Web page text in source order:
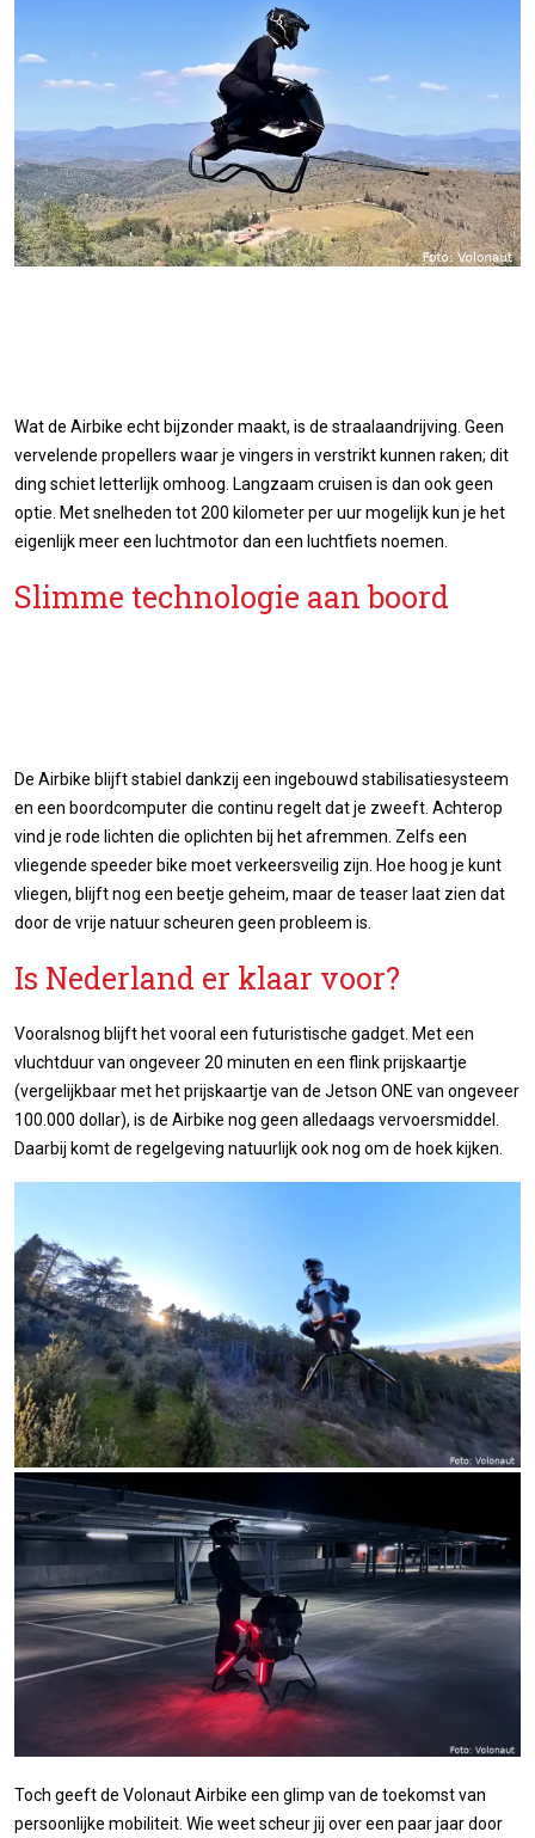
Wat de Airbike echt bijzonder maakt, is de straalaandrijving. Geen
vervelende propellers waar je vingers in verstrikt kunnen raken; dit
ding schiet letterlijk omhoog. Langzaam cruisen is dan ook geen
optie. Met snelheden tot 200 kilometer per uur mogelijk kun je het
eigenlijk meer een luchtmotor dan een luchtfiets noemen.
Slimme technologie aan boord
De Airbike blijft stabiel dankzij een ingebouwd stabilisatiesysteem
en een boordcomputer die continu regelt dat je zweeft. Achterop
vind je rode lichten die oplichten bij het afremmen. Zelfs een
vliegende speeder bike moet verkeersveilig zijn. Hoe hoog je kunt
vliegen, blijft nog een beetje geheim, maar de teaser laat zien dat
door de vrije natuur scheuren geen probleem is.
Is Nederland er klaar voor?
Vooralsnog blijft het vooral een futuristische gadget. Met een
vluchtduur van ongeveer 20 minuten en een flink prijskaartje
(vergelijkbaar met het prijskaartje van de Jetson ONE van ongeveer
100.000 dollar), is de Airbike nog geen alledaags vervoersmiddel.
Daarbij komt de regelgeving natuurlijk ook nog om de hoek kijken.
Toch geeft de Volonaut Airbike een glimp van de toekomst van
persoonlijke mobiliteit. Wie weet scheur jij over een paar jaar door